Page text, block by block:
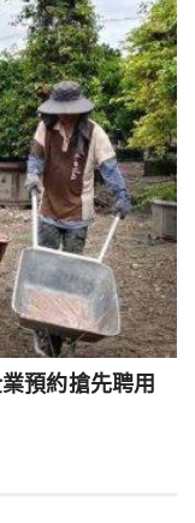
預約搶先聘用